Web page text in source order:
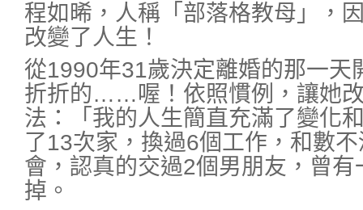
程如晞，人稱「部落格教母」，
改變了人生！
從1990年31歲決定離婚的那一天
折折的……喔！依照慣例，讓她
法：「我的人生簡直充滿了變化
了13次家，換過6個工作，和數
會，認真的交過2個男朋友，曾
掉。